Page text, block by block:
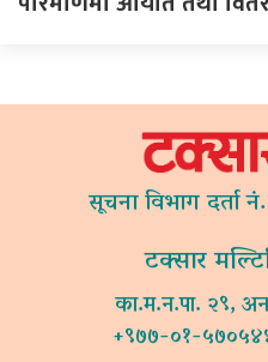
सूचना विभाग दर्ता
टक्सार
का.म.न.पा. २९,
+९७७-०१-